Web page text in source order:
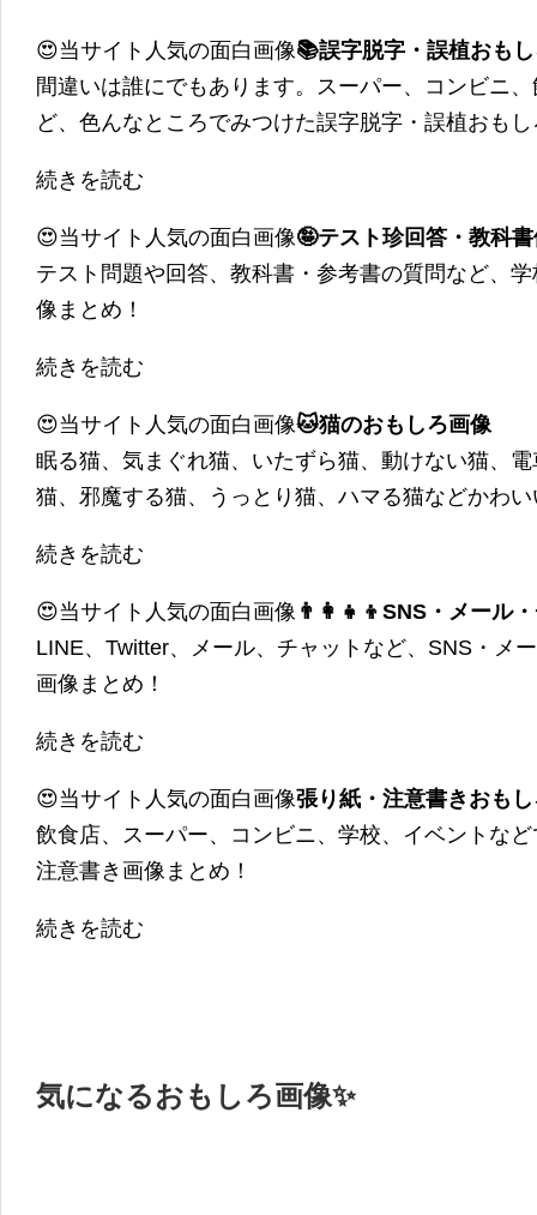
😍当サイト人気の面白画像📚誤字脱字・誤植おも
間違いは誰にでもあります。スーパー、コンビニ
ど、色んなところでみつけた誤字脱字・誤植おも
続きを読む
😍当サイト人気の面白画像🤪テスト珍回答・教科
テスト問題や回答、教科書・参考書の質問など、
像まとめ！
続きを読む
😍当サイト人気の面白画像🐱猫のおもしろ画像
眠る猫、気まぐれ猫、いたずら猫、動けない猫、
猫、邪魔する猫、うっとり猫、ハマる猫などかわ
続きを読む
😍当サイト人気の面白画像 👨‍👩‍👧‍👦SNS・メール
LINE、Twitter、メール、チャットなど、SNS・メ
画像まとめ！
続きを読む
😍当サイト人気の面白画像張り紙・注意書きおも
飲食店、スーパー、コンビニ、学校、イベントな
注意書き画像まとめ！
続きを読む
気になるおもしろ画像✨